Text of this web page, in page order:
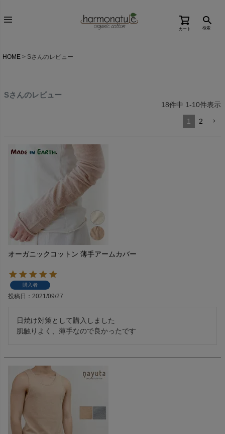
カート 検索
HOME Sさんのレビュー
Sさんのレビュー
18件中 1-10件表示
1 2
オーガニックコットン 薄手アームカバー
購入者
投稿日 2021/09/27
日焼け対策として購入しました
肌触りよく、薄手なので良かったです